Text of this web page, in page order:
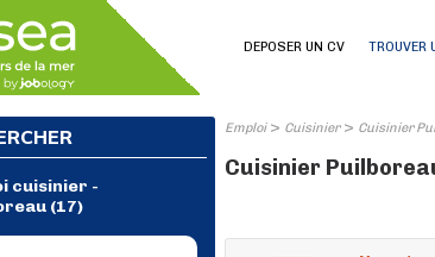
DEPOSER UN CV TROUVER
cuisinier -
(17)
Emploi> Cuisinier> Cuisinier
Cuisinier